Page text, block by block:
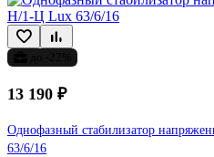
13 190 ₽
Однофазный стабилизатор
63/6/16